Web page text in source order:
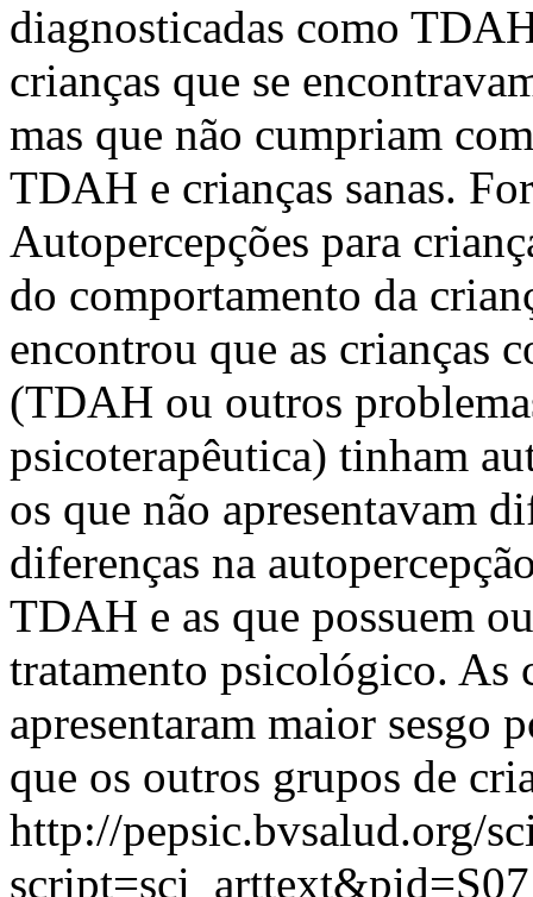
diagnosticadas como
crianças que se
mas que não cumpriam
TDAH e crianças sanas.
Autopercepções para
do comportamento da
encontrou que as crianças
(TDAH ou outros
psicoterapêutica) tinham
os que não apresentavam
diferenças na
TDAH e as que possuem
tratamento psicológico. As
apresentaram maior sesgo
que os outros grupos de
http://pepsic.bvsalud.org/